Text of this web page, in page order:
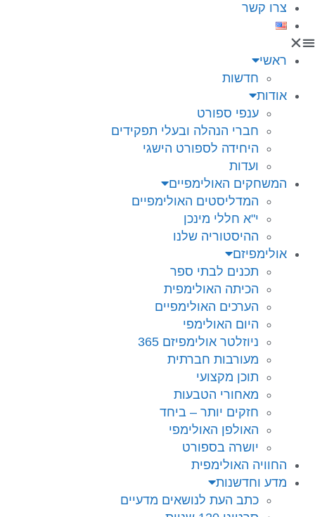
צרו קשר
ראשי
חדשות
אודות
ענפי ספורט
חברי הנהלה ובעלי תפקידים
היחידה לספורט הישגי
ועדות
המשחקים האולימפיים
המדליסטים האולימפיים
י"א חללי מינכן
ההיסטוריה שלנו
אולימפיזם
תכנים לבתי ספר
הכיתה האולימפית
הערכים האולימפיים
היום האולימפי
ניוזלטר אולימפיזם 365
מעורבות חברתית
תוכן מקצועי
מאחורי הטבעות
חזקים יותר – ביחד
האולפן האולימפי
יושרה בספורט
החוויה האולימפית
מדע וחדשנות
כתב העת לנושאים מדעיים